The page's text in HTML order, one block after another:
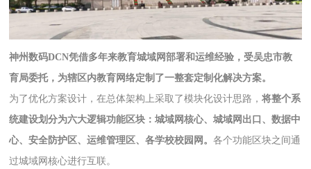
神州数码DCN凭借多年来教育城域网部署和运维经验，受吴忠市教
育局委托，为辖区内教育网络定制了一整套定制化解决方案。
为了优化方案设计，在总体架构上采取了模块化设计思路，将整个系
统建设划分为六大逻辑功能区块：城域网核心、城域网出口、数据中
心、安全防护区、运维管理区、各学校校园网。各个功能区块之间通
过城域网核心进行互联。